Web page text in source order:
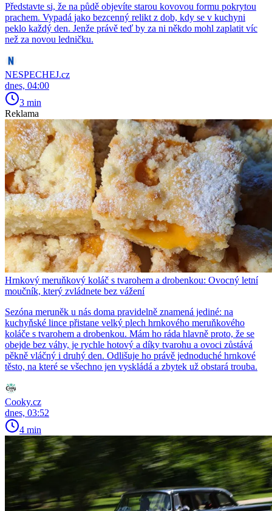
Představte si, že na půdě objevíte starou kovovou formu pokrytou
prachem. Vypadá jako bezcenný relikt z dob, kdy se v kuchyni
peklo každý den. Jenže právě teď by za ni někdo mohl zaplatit víc
než za novou ledničku.
NESPECHEJ.cz
dnes, 04:00
3 min
Reklama
Hrnkový meruňkový koláč s tvarohem a drobenkou: Ovocný letní
moučník, který zvládnete bez vážení
Sezóna meruněk u nás doma pravidelně znamená jediné: na
kuchyňské lince přistane velký plech hrnkového meruňkového
koláče s tvarohem a drobenkou. Mám ho ráda hlavně proto, že se
obejde bez váhy, je rychle hotový a díky tvarohu a ovoci zůstává
pěkně vláčný i druhý den. Odlišuje ho právě jednoduché hrnkové
těsto, na které se všechno jen vyskládá a zbytek už obstará trouba.
Cooky.cz
dnes, 03:52
4 min